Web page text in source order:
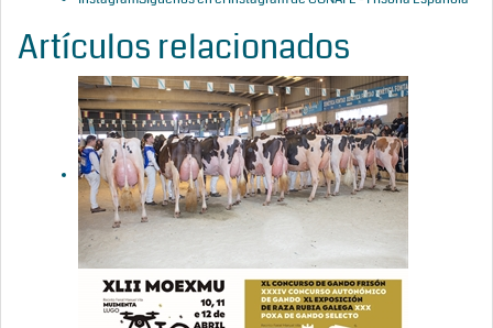
Artículos relacionados
O_Rubio
King Doc
Barni (O